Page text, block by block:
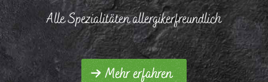
Alle Spezialitäten allergikerfreundlich
Mehr erfahren